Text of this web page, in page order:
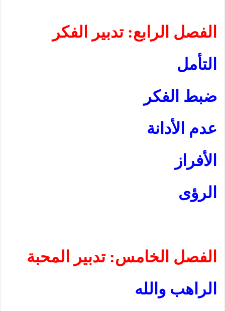
الفصل الرابع: تدبير الفكر
التأمل
ضبط الفكر
عدم الأدانة
الأفراز
الرؤى
الفصل الخامس: تدبير المحبة
الراهب والله